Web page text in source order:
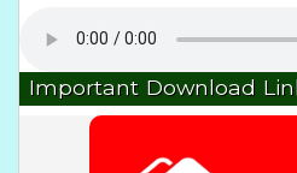
Important Download